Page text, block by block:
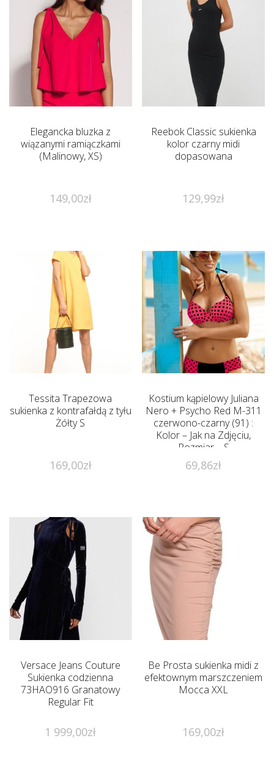
Elegancka bluzka z
wiązanymi ramiączkami
(Malinowy, XS)
149,00zł
Reebok Classic sukienka
kolor czarny midi
dopasowana
129,99zł
Tessita Trapezowa
sukienka z kontrafałdą z tyłu
Żółty S
169,00zł
Kostium kąpielowy Juliana
Nero + Psycho Red M-311
czerwono-czarny (91) :
Kolor – Jak na Zdjęciu,
Rozmiar – S
69,86zł
Versace Jeans Couture
Sukienka codzienna
73HAO916 Granatowy
Regular Fit
1 999,00zł
Be Prosta sukienka midi z
efektownym marszczeniem
Mocca XXL
169,00zł